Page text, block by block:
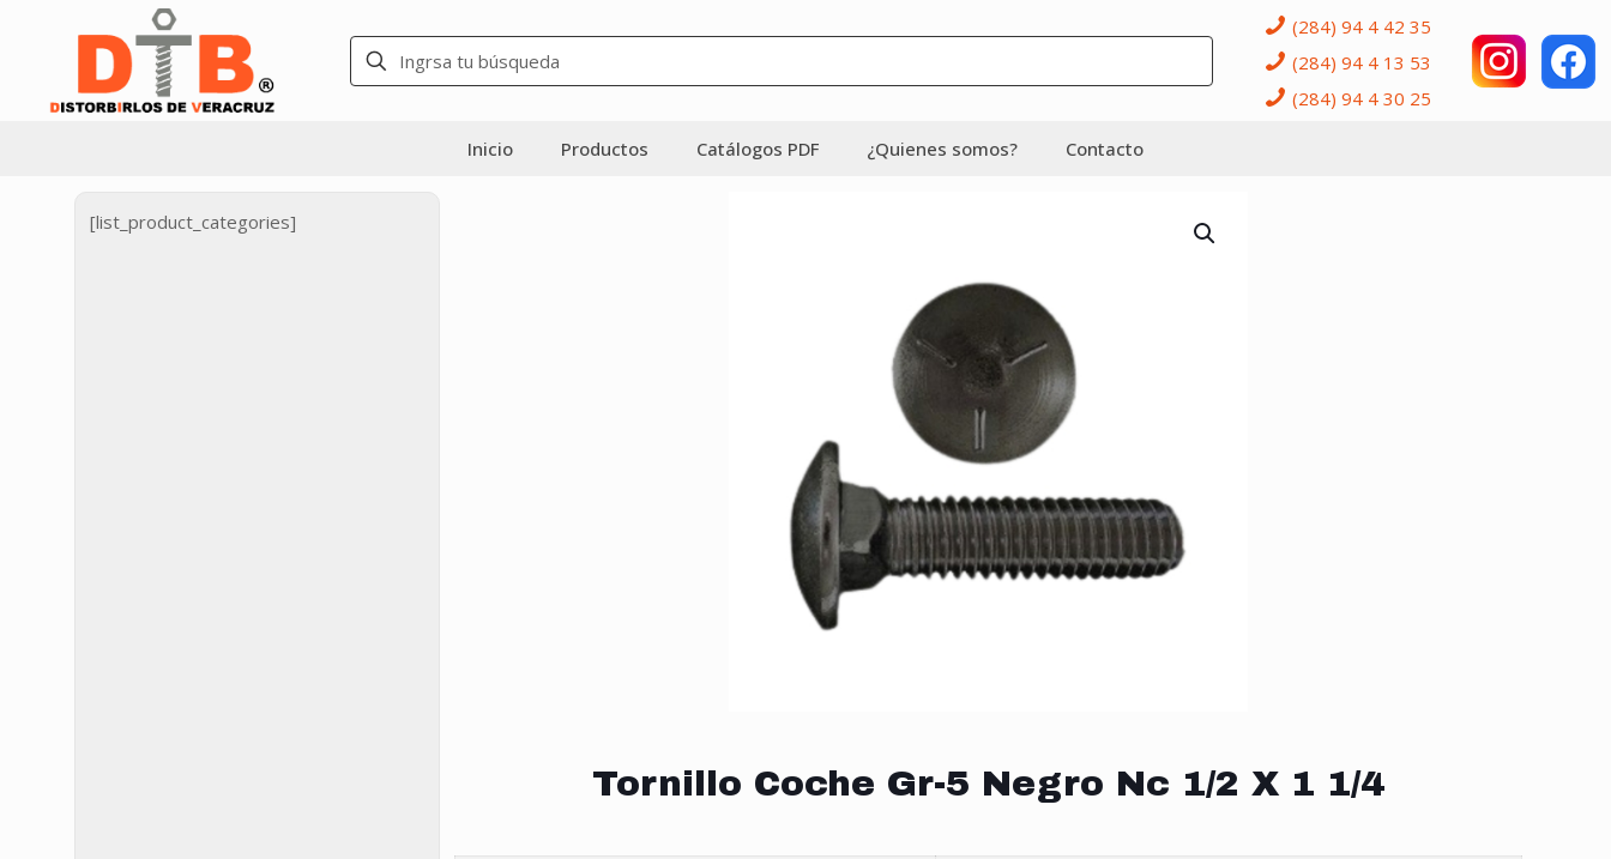
(284) 94 4 42 35
(284) 94 4 13 53
(284) 94 4 30 25
Inicio Productos Catálogos PDF ¿Quienes somos? Contacto
[list_product_categories]
Tornillo Coche Gr-5 Negro Nc 1/2 X 1 1/4